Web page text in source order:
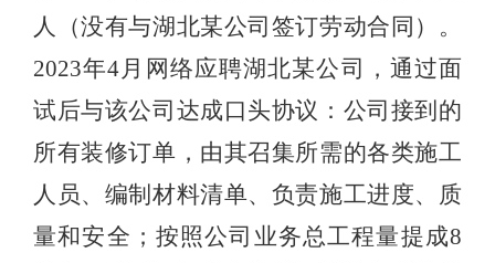
人（没有与湖北某公司签订劳动合同）。
2023年4月网络应聘湖北某公司，通过面
试后与该公司达成口头协议：公司接到的
所有装修订单，由其召集所需的各类施工
人员、编制材料清单、负责施工进度、质
量和安全；按照公司业务总工程量提成8